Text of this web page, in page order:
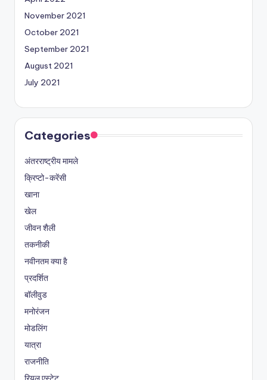
November 2021
October 2021
September 2021
August 2021
July 2021
Categories
अंतरराष्ट्रीय मामले
क्रिप्टो-करेंसी
खाना
खेल
जीवन शैली
तकनीकी
नवीनतम क्या है
प्रदर्शित
बॉलीवुड
मनोरंजन
मोडलिंग
यात्रा
राजनीति